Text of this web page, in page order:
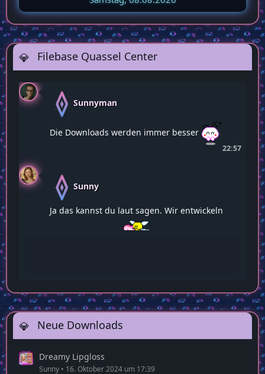
19:27:48
Filebase Quassel Center
Die Downloads werden immer besser